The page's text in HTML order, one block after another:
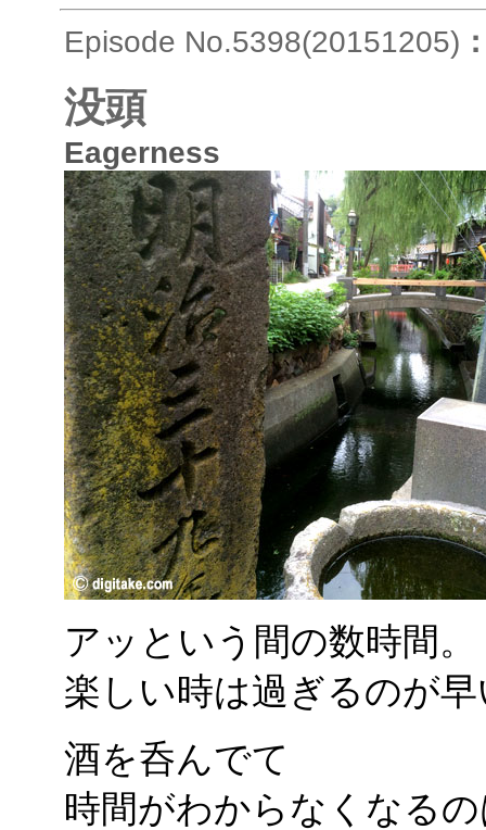
Episode No.5398(20151205)
没頭
Eagerness
アッという間の数時間。
楽しい時は過ぎるのが早
酒を呑んでて
時間がわからなくなる